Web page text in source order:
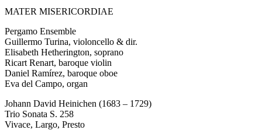
MATER MISERICORDIAE
Pergamo Ensemble
Guillermo Turina, violoncello & dir.
Elisabeth Hetherington, soprano
Ricart Renart, baroque violin
Daniel Ramírez, baroque oboe
Eva del Campo, organ
Johann David Heinichen (1683 – 1729)
Trio Sonata S. 258
Vivace, Largo, Presto